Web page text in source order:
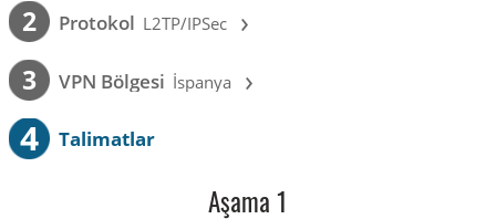
2 Protokol L2TP/IPSec ›
3 VPN Bölgesi İspanya ›
4 Talimatlar
Aşama 1